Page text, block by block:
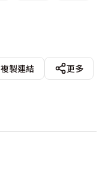
複製連結
更多